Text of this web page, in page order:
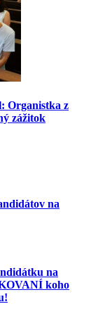
Organistka z
zážitok
na
na
koho